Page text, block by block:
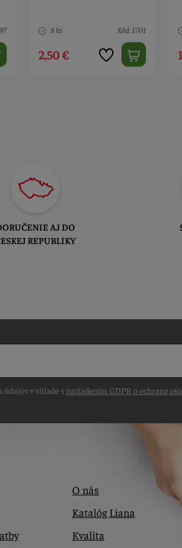
1 ks Kód: 1885
15,00 €
AJ DO
REPUBLIKY
údajov v súlade snariadením GDPR o ochrane
O nás
Katalóg Liana
Kvalita